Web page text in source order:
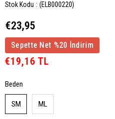
Stok Kodu (ELB000220)
€23,95
Sepette Net %20 İndirim
€19,16 TL
Beden
SM ML